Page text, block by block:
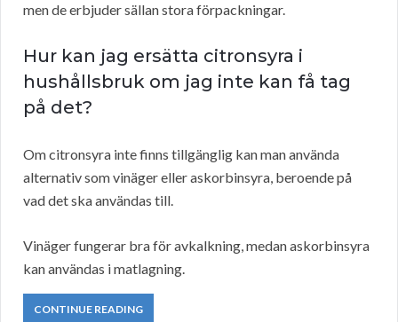
men de erbjuder sällan stora förpackningar.
Hur kan jag ersätta citronsyra i
hushållsbruk om jag inte kan få tag
på det?
Om citronsyra inte finns tillgänglig kan man använda
alternativ som vinäger eller askorbinsyra, beroende på
vad det ska användas till.
Vinäger fungerar bra för avkalkning, medan askorbinsyra
kan användas i matlagning.
CONTINUE READING